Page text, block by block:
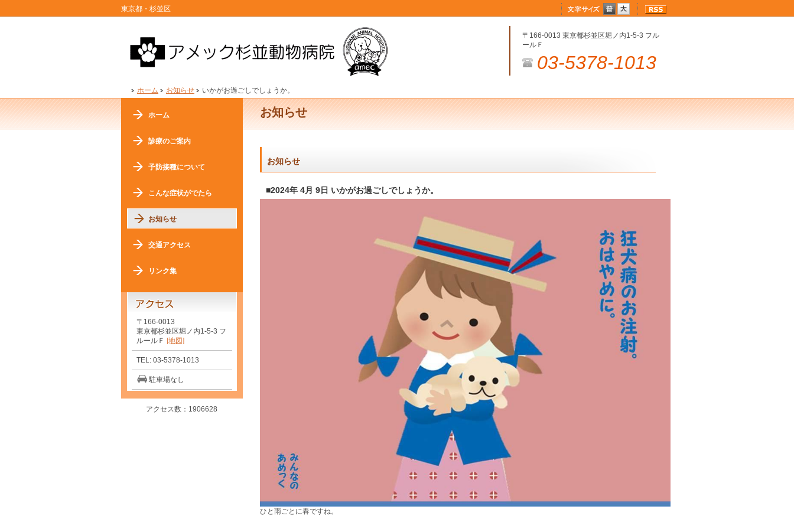
東京都・杉並区
〒166-0013 東京都杉並区堀ノ内1-5-3 フル
ールＦ
03-5378-1013
ホーム お知らせ いかがお過ごしでしょうか。
お知らせ
お知らせ
■2024年 4月 9日 いかがお過ごしでしょうか。
ひと雨ごとに春ですね。
ホーム
診療のご案内
予防接種について
こんな症状がでたら
お知らせ
交通アクセス
リンク集
〒166-0013
東京都杉並区堀ノ内1-5-3 フ
ルールＦ [地図]
TEL: 03-5378-1013
駐車場なし
アクセス数：1906628